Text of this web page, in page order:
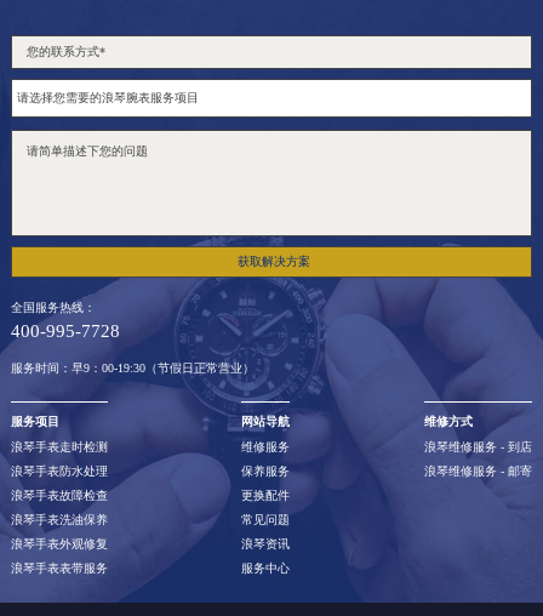
获取解决方案
全国服务热线：
400-995-7728
服务时间：早9：00-19:30（节假日正常营业）
服务项目
浪琴手表走时检测
浪琴手表防水处理
浪琴手表故障检查
浪琴手表洗油保养
浪琴手表外观修复
浪琴手表表带服务
网站导航
维修服务
保养服务
更换配件
常见问题
浪琴资讯
服务中心
维修方式
浪琴维修服务 - 到店
浪琴维修服务 - 邮寄